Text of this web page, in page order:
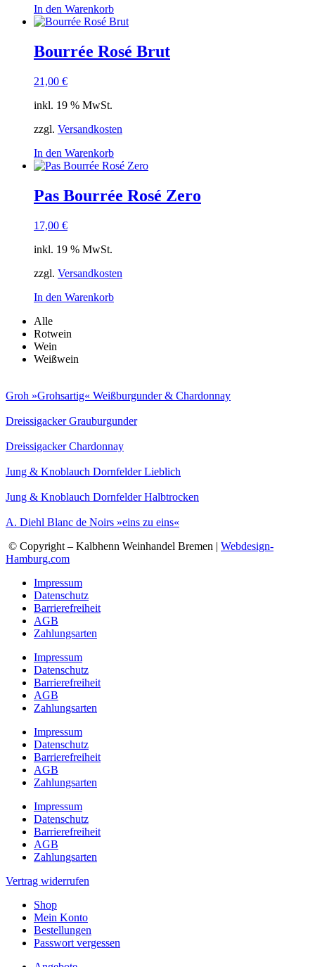
In den Warenkorb
Bourrée Rosé Brut
21,00 €
inkl. 19 % MwSt.
zzgl. Versandkosten
In den Warenkorb
Pas Bourrée Rosé Zero
17,00 €
inkl. 19 % MwSt.
zzgl. Versandkosten
In den Warenkorb
Alle
Rotwein
Wein
Weißwein
Groh »Grohsartig« Weißburgunder & Chardonnay
Dreissigacker Grauburgunder
Dreissigacker Chardonnay
Jung & Knoblauch Dornfelder Lieblich
Jung & Knoblauch Dornfelder Halbtrocken
A. Diehl Blanc de Noirs »eins zu eins«
© Copyright – Kalbhenn Weinhandel Bremen | Webdesign-
Hamburg.com
Impressum
Datenschutz
Barrierefreiheit
AGB
Zahlungsarten
Impressum
Datenschutz
Barrierefreiheit
AGB
Zahlungsarten
Impressum
Datenschutz
Barrierefreiheit
AGB
Zahlungsarten
Impressum
Datenschutz
Barrierefreiheit
AGB
Zahlungsarten
Vertrag widerrufen
Shop
Mein Konto
Bestellungen
Passwort vergessen